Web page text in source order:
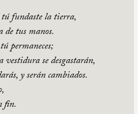
fundaste la tierra,
de tus manos.
permaneces;
vestidura se desgastarán,
y serán cambiados.
fin.